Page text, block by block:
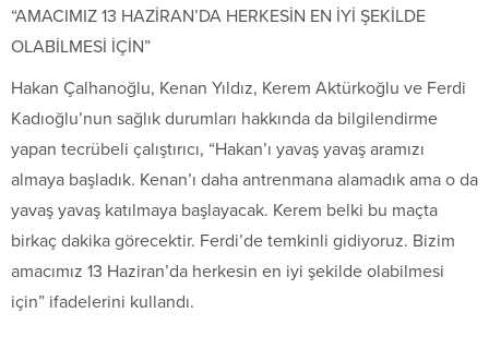
“AMACIMIZ 13 HAZİRAN’DA HERKESİN EN İYİ ŞEKİLDE
OLABİLMESİ İÇİN”
Hakan Çalhanoğlu, Kenan Yıldız, Kerem Aktürkoğlu ve Ferdi
Kadıoğlu’nun sağlık durumları hakkında da bilgilendirme
yapan tecrübeli çalıştırıcı, “Hakan’ı yavaş yavaş aramızı
almaya başladık. Kenan’ı daha antrenmana alamadık ama o da
yavaş yavaş katılmaya başlayacak. Kerem belki bu maçta
birkaç dakika görecektir. Ferdi’de temkinli gidiyoruz. Bizim
amacımız 13 Haziran’da herkesin en iyi şekilde olabilmesi
için” ifadelerini kullandı.